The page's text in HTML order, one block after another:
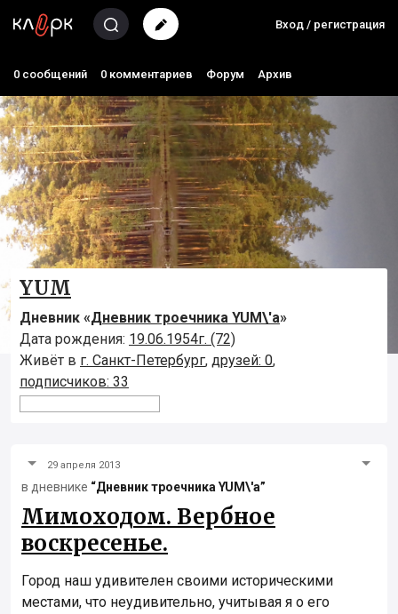
Вход / регистрация
0 сообщений 0 комментариев Форум Архив
YUM
Дневник «Дневник троечника YUM\'а»
Дата рождения: 19.06.1954г. (72)
Живёт в г. Санкт-Петербург, друзей: 0,
подписчиков: 33
29 апреля 2013
в дневнике “Дневник троечника YUM\'а”
Мимоходом. Вербное
воскресенье.
Город наш удивителен своими историческими
местами, что неудивительно, учитывая я о его